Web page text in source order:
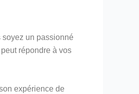
soyez un passionné
peut répondre à vos
expérience de